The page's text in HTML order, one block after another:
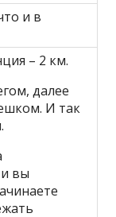
и в
– 2 км.
далее
И так
вы